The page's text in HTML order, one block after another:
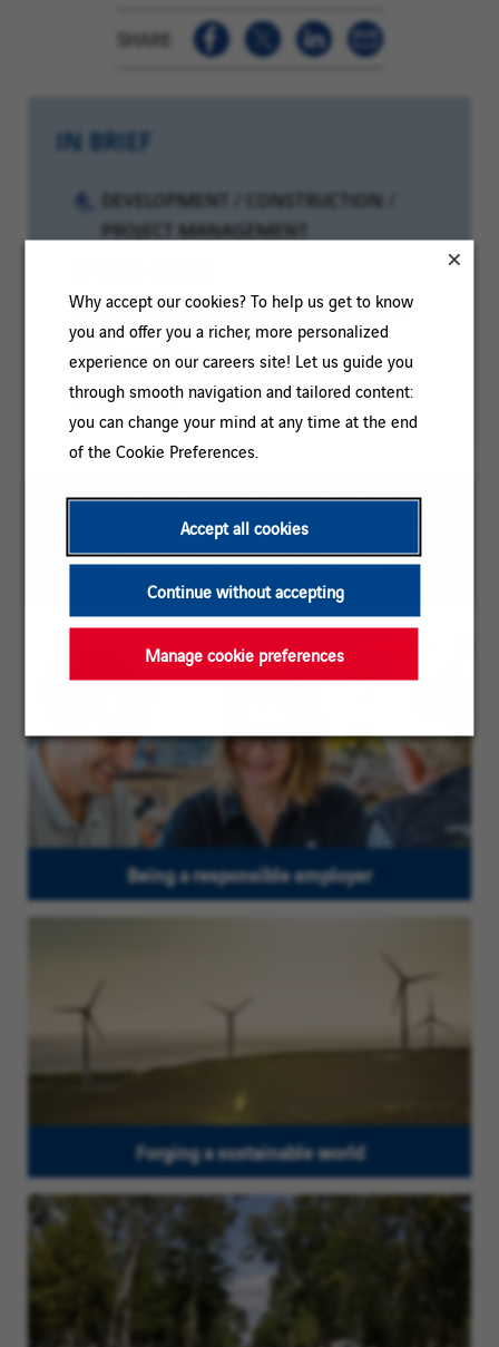
Why accept our cookies? To help us get to know
you and offer you a richer, more personalized
experience on our careers site! Let us guide you
through smooth navigation and tailored content:
you can change your mind at any time at the end
of the Cookie Preferences.
Accept all cookies
Continue without accepting
Manage cookie preferences
IN BRIEF
Category:
DEVELOPMENT / CONSTRUCTION /
PROJECT MANAGEMENT
Client
code:
Location:
Compiègne, Hauts-de-France, France
Contract
type:
Permanent
Experience
level:
Beginner
To ease reading, the plural masculine form may be
used on this page; our vacancies are however
directed to persons of all genders
Being a responsible employer
Forging a sustainable world
SHARE